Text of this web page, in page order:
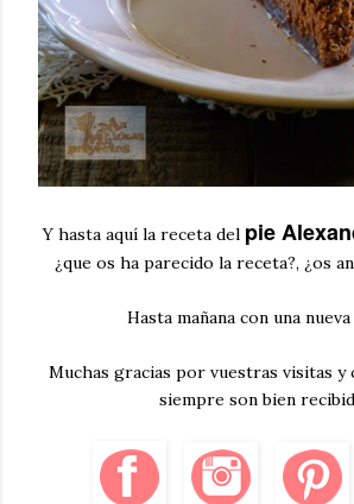
Y hasta aquí la receta del pie
¿que os ha parecido la receta?, ¿os
Hasta mañana con una
Muchas gracias por vuestras visitas y
siempre son bien